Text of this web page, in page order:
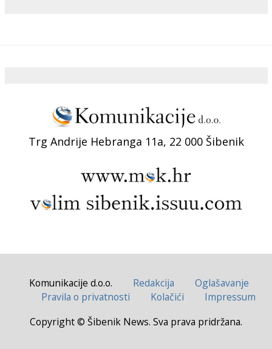
Trg Andrije Hebranga 11a, 22 000 Šibenik
Komunikacije d.o.o. Redakcija
Oglašavanje
Pravila o privatnosti
Kolačići
Impressum
Copyright © Šibenik News. Sva prava pridržana.